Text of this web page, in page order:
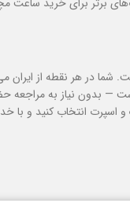
در هر نقطه از
— بدون نیاز به
و اسپرت انتخاب